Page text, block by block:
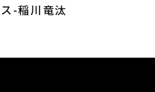
-稲川竜汰